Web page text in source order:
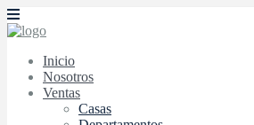
Inicio
Nosotros
Ventas
Casas